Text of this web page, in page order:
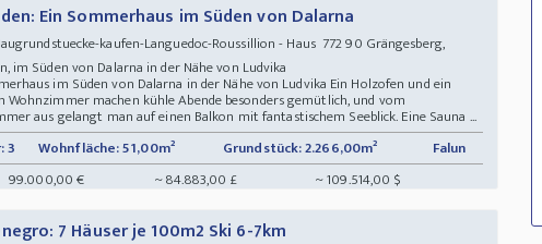
Ein Sommerhaus im Süden von Dalarna
kaufen-Languedoc-Roussillion - Haus 772 90 Grängesberg,
im Süden von Dalarna in der Nähe von Ludvika
im Süden von Dalarna in der Nähe von Ludvika Ein Holzofen und ein
Wohnzimmer machen kühle Abende besonders gemütlich, und vom
aus gelangt man auf einen Balkon mit fantastischem Seeblick. Eine Sauna ...
3
Wohnfläche: 51,00m² Grundstück: 2.266,00m²
Falun
99.000,00 € ~ 84.883,00 £ ~ 109.514,00 $
7 Häuser je 100m2 Ski 6-7km